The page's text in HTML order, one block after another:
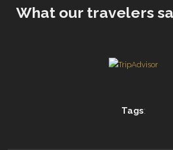
What our travelers
Tags: